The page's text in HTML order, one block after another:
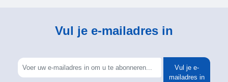
Vul je e-mailadres in
Vul je e-
mailadres in